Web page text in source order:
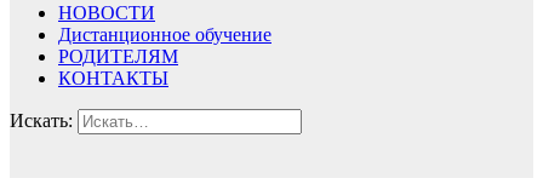
НОВОСТИ
Дистанционное обучение
РОДИТЕЛЯМ
КОНТАКТЫ
Искать: